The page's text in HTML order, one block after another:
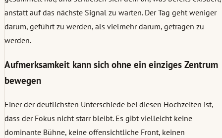
anstatt auf das nächste Signal zu warten. Der Tag geht weniger
darum, geführt zu werden, als vielmehr darum, getragen zu
werden.
Aufmerksamkeit kann sich ohne ein einziges Zentrum
bewegen
Einer der deutlichsten Unterschiede bei diesen Hochzeiten ist,
dass der Fokus nicht starr bleibt. Es gibt vielleicht keine
dominante Bühne, keine offensichtliche Front, keinen